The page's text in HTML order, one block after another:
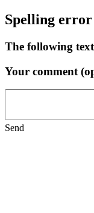
Spelling
The following
Your comment
Send